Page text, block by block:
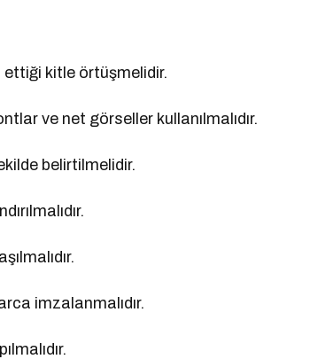
ettiği kitle örtüşmelidir.
ve net görseller kullanılmalıdır.
belirtilmelidir.
imzalanmalıdır.